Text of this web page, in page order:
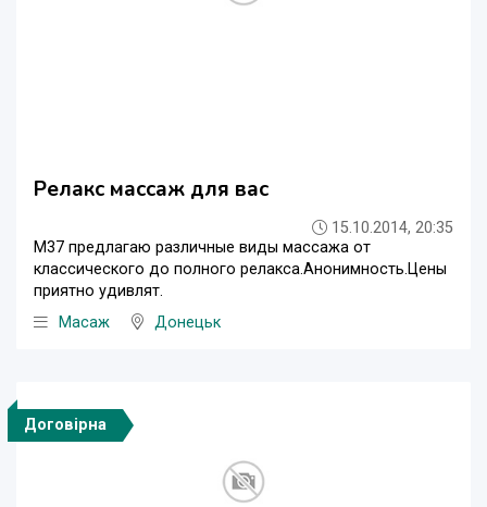
Релакс массаж для вас
15.10.2014, 20:35
М37 предлагаю различные виды массажа от
классического до полного релакса.Анонимность.Цены
приятно удивлят.
Масаж
Донецьк
Договірна